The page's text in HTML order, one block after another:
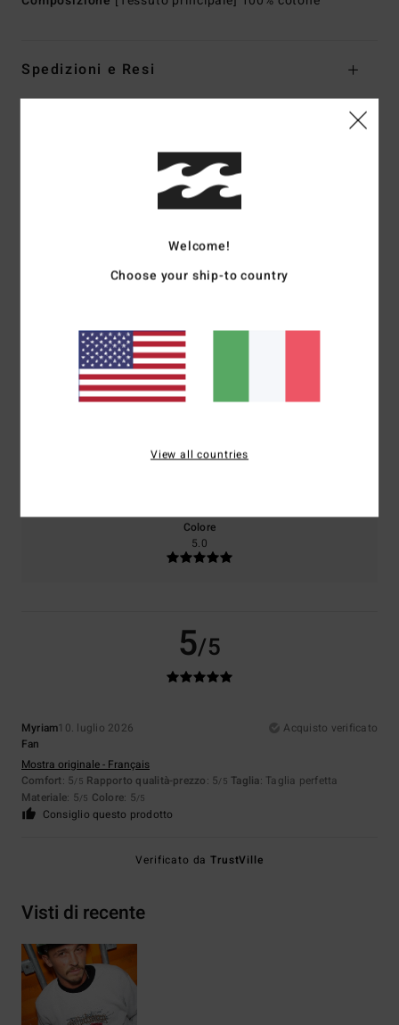
Spedizioni e Resi
Punteggio medio
5.0/5
Il 100% dei nostri clienti consiglia questo prodotto
Comfort
5.0
Colore
5.0
5/5
Myriam10. luglio 2026
Acquisto verificato
Fan
Mostra originale - Français
Comfort: 5/5 Rapporto qualità-prezzo: 5/5 Taglia: Taglia perfetta
Materiale: 5/5 Colore: 5/5
Consiglio questo prodotto
Verificato daTrustVille
Visti di recente
Welcome!
Choose your ship-to country
View all countries